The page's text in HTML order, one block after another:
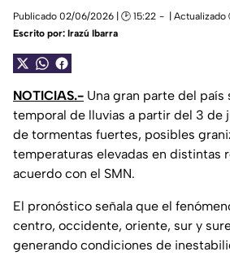
Publicado 02/06/2026 | 🕑 15:22 | Actualizado
Escrito por: Irazú Ibarra
NOTICIAS.- Una gran parte del país
temporal de lluvias a partir del 3 de
de tormentas fuertes, posibles
temperaturas elevadas en distintas
acuerdo con el SMN.
El pronóstico señala que el
centro, occidente, oriente, sur y
generando condiciones de